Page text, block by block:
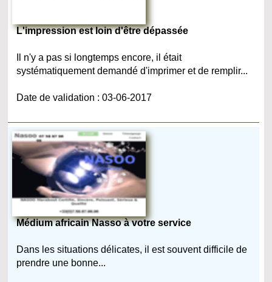
L'impression est loin d'être dépassée
Il n'y a pas si longtemps encore, il était
systématiquement demandé d'imprimer et de remplir...
Date de validation : 03-06-2017
Médium africain Nasso à votre service
Dans les situations délicates, il est souvent difficile de
prendre une bonne...